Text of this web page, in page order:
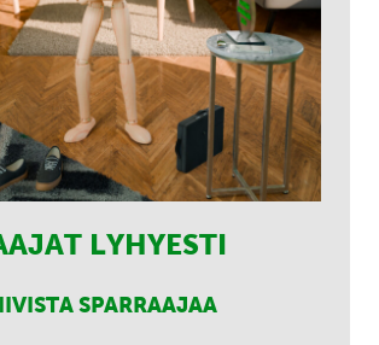
LYHYESTI
SPARRAAJAA